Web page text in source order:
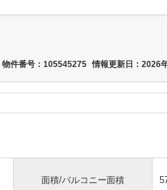
物件番号：105545275 情報更新日：2026
面積/バルコニー面積